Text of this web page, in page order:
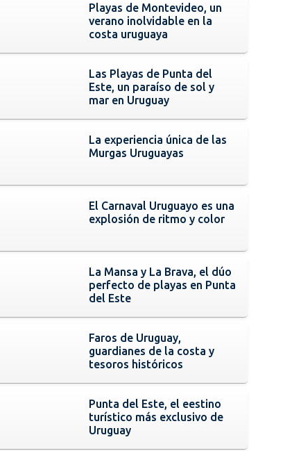
Playas de Montevideo, un
verano inolvidable en la
costa uruguaya
Las Playas de Punta del
Este, un paraíso de sol y
mar en Uruguay
La experiencia única de las
Murgas Uruguayas
El Carnaval Uruguayo es una
explosión de ritmo y color
La Mansa y La Brava, el dúo
perfecto de playas en Punta
del Este
Faros de Uruguay,
guardianes de la costa y
tesoros históricos
Punta del Este, el eestino
turístico más exclusivo de
Uruguay